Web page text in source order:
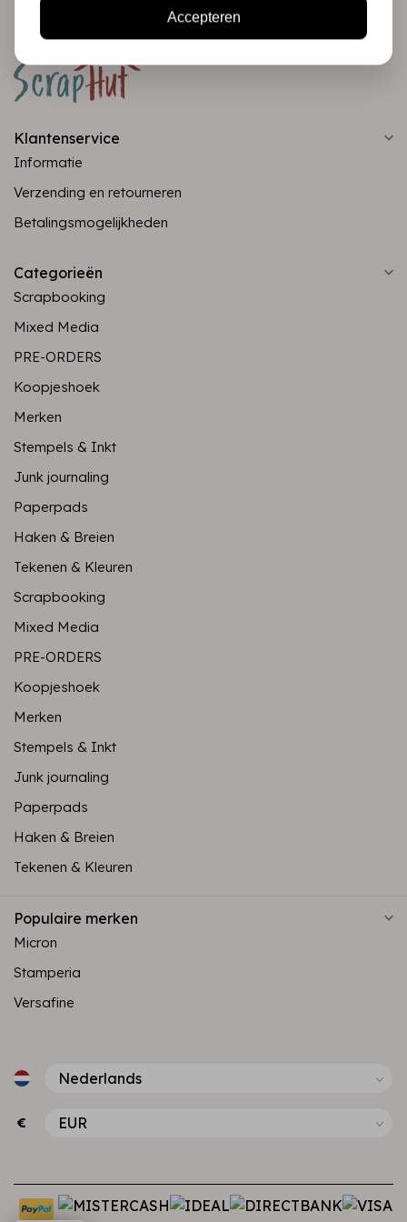
Klantenservice
Informatie
Verzending en retourneren
Betalingsmogelijkheden
Categorieën
Scrapbooking
Mixed Media
PRE-ORDERS
Koopjeshoek
Merken
Stempels & Inkt
Junk journaling
Paperpads
Haken & Breien
Tekenen & Kleuren
Scrapbooking
Mixed Media
PRE-ORDERS
Koopjeshoek
Merken
Stempels & Inkt
Junk journaling
Paperpads
Haken & Breien
Tekenen & Kleuren
Populaire merken
Micron
Stamperia
Versafine
€
Accepteren